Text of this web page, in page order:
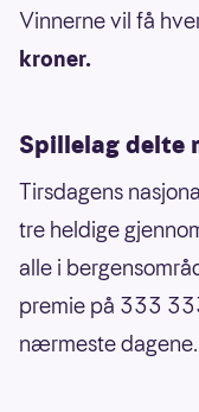
Vinnerne vil få
kroner.
Spillelag delte
Tirsdagens
tre heldige
alle i
premie på 333
nærmeste dagene.